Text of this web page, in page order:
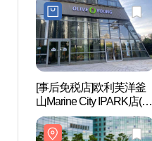
[事后免税店]欧利芙洋釜
山Marine City IPARK店(올
리브영 부산마린시티아
이파크점)